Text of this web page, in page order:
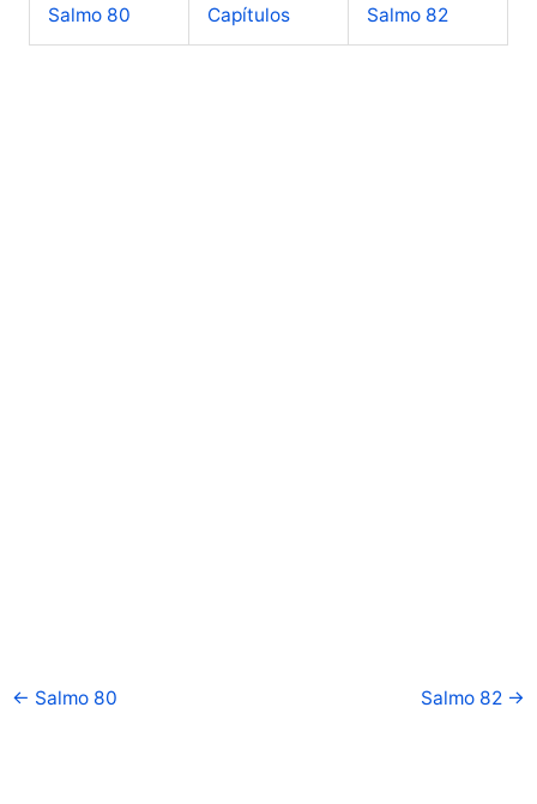
Salmo 80 Capítulos Salmo 82
← Salmo 80 Salmo 82 →